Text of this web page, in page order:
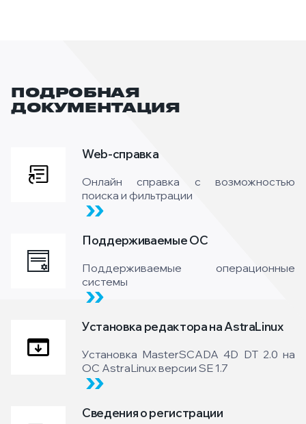
ПОДРОБНАЯ
ДОКУМЕНТАЦИЯ
Web-справка
Онлайн справка с возможностью
поиска и фильтрации
Поддерживаемые ОС
Поддерживаемые операционные
системы
Установка редактора на AstraLinux
Установка MasterSCADA 4D DT 2.0 на
ОС AstraLinux версии SE 1.7
Сведения о регистрации